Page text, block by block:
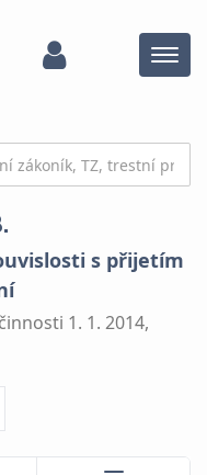
Menu
s přijetím
1. 1. 2014,